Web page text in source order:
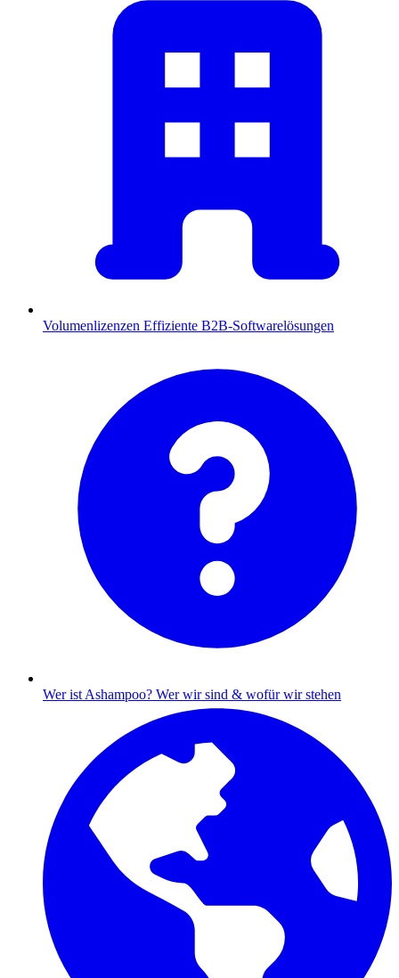
Volumenlizenzen Effiziente B2B-Softwarelösungen
Wer ist Ashampoo? Wer wir sind & wofür wir stehen